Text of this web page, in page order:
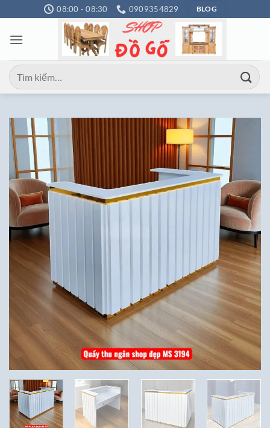
qua
nội
08:00 - 08:30 0909354829 BLOG
Tìm
kiếm: